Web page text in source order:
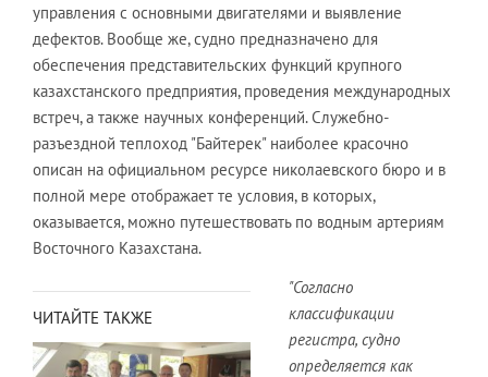
управления с основными двигателями и выявление
дефектов. Вообще же, судно предназначено для
обеспечения представительских функций крупного
казахстанского предприятия, проведения международных
встреч, а также научных конференций. Служебно-
разъездной теплоход "Байтерек" наиболее красочно
описан на официальном ресурсе николаевского бюро и в
полной мере отображает те условия, в которых,
оказывается, можно путешествовать по водным артериям
Восточного Казахстана.
ЧИТАЙТЕ ТАКЖЕ
"Согласно
классификации
регистра, судно
определяется как